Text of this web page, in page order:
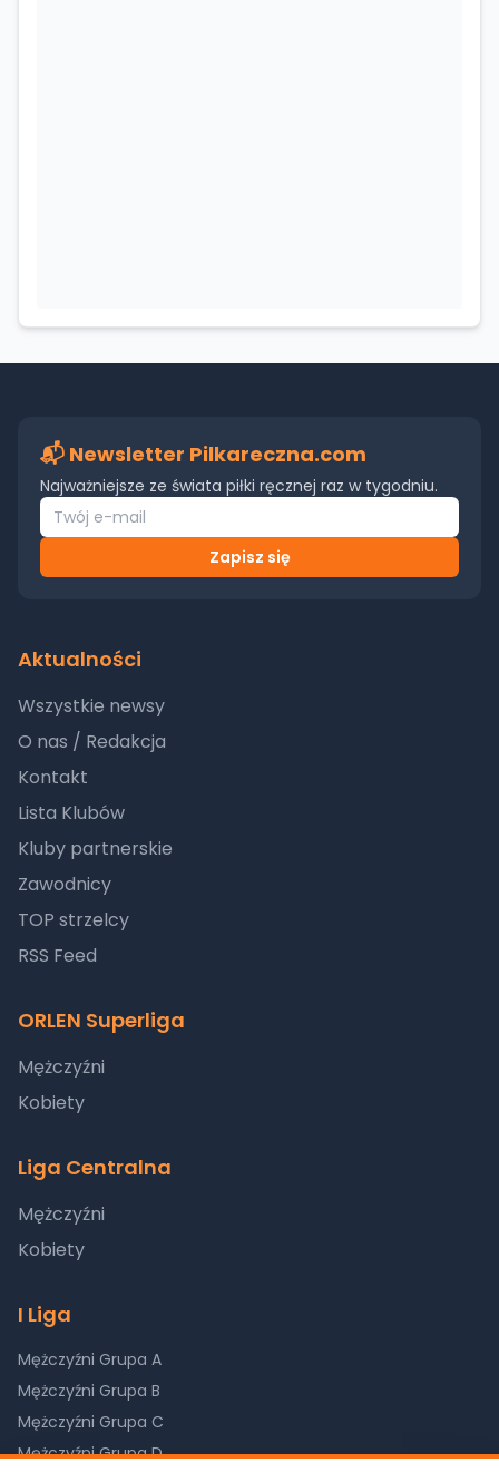
📬 Newsletter Pilkareczna.com
Najważniejsze ze świata piłki ręcznej raz w tygodniu.
Zapisz się
Aktualności
Wszystkie newsy
O nas / Redakcja
Kontakt
Lista Klubów
Kluby partnerskie
Zawodnicy
TOP strzelcy
RSS Feed
ORLEN Superliga
Mężczyźni
Kobiety
Liga Centralna
Mężczyźni
Kobiety
I Liga
Mężczyźni Grupa A
Mężczyźni Grupa B
Mężczyźni Grupa C
Mężczyźni Grupa D